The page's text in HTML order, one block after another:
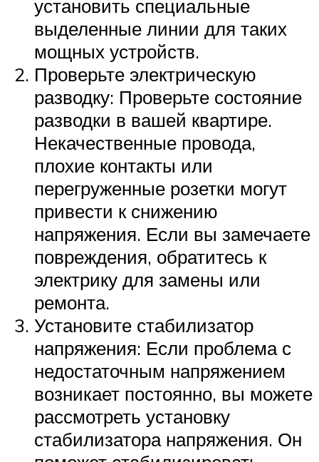
установить специальные
выделенные линии для таких
мощных устройств.
Проверьте электрическую
разводку: Проверьте состояние
разводки в вашей квартире.
Некачественные провода,
плохие контакты или
перегруженные розетки могут
привести к снижению
напряжения. Если вы замечаете
повреждения, обратитесь к
электрику для замены или
ремонта.
Установите стабилизатор
напряжения: Если проблема с
недостаточным напряжением
возникает постоянно, вы можете
рассмотреть установку
стабилизатора напряжения. Он